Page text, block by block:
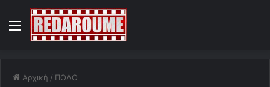
Menu
Αρχική / ΠΟΛΟ